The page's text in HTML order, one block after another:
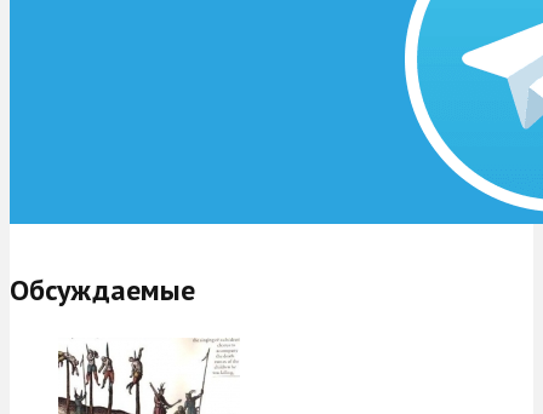
Обсуждаемые